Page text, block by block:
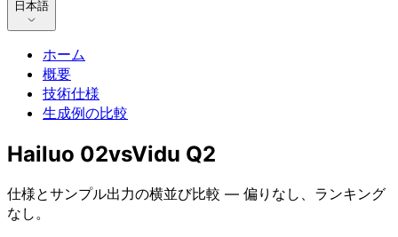
日本語
ホーム
概要
技術仕様
生成例の比較
Hailuo 02vsVidu Q2
仕様とサンプル出力の横並び比較 — 偏りなし、ランキング
なし。